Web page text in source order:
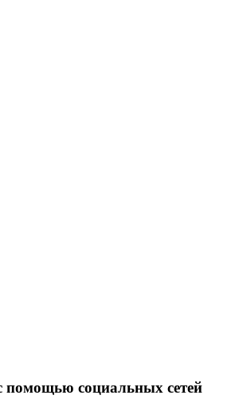
помощью социальных сетей